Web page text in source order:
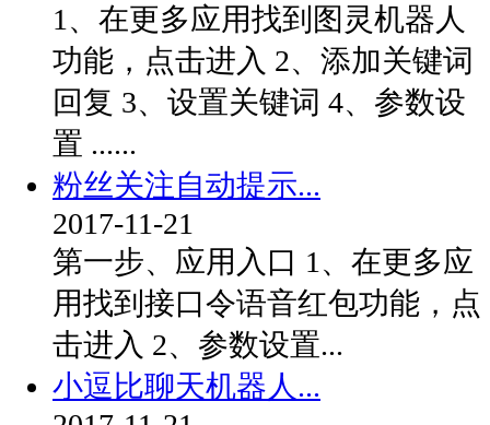
1、在更多应用找到图灵机器人
功能，点击进入 2、添加关键词
回复 3、设置关键词 4、参数设
置 ......
粉丝关注自动提示...
2017-11-21
第一步、应用入口 1、在更多应
用找到接口令语音红包功能，点
击进入 2、参数设置...
小逗比聊天机器人...